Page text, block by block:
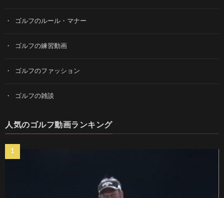
ゴルフのルール・マナー
ゴルフの練習動画
ゴルフのファッション
ゴルフの雑談
人気のゴルフ動画ランキング